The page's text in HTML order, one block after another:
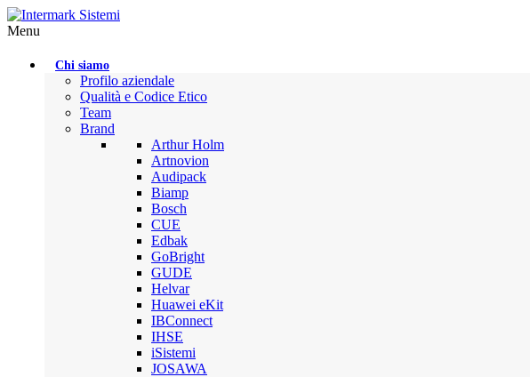
Menu
Chi siamo
Profilo aziendale
Qualità e Codice Etico
Team
Brand
Arthur Holm
Artnovion
Audipack
Biamp
Bosch
CUE
Edbak
GoBright
GUDE
Helvar
Huawei eKit
IBConnect
IHSE
iSistemi
JOSAWA